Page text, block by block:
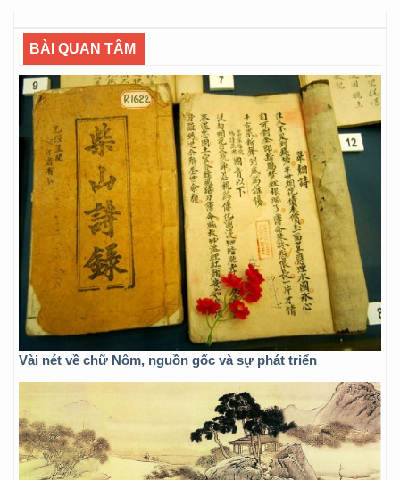
BÀI QUAN TÂM
Vài nét về chữ Nôm, nguồn gốc và sự phát triển